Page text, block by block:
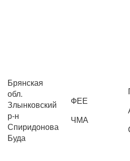
Брянская
обл.
Злынковский
р-н
Спиридонова
Буда
ФЕЕ
ЧМА